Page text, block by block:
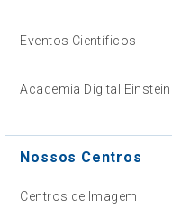
Eventos Científicos
Academia Digital Einstein
Nossos Centros
Centros de Imagem